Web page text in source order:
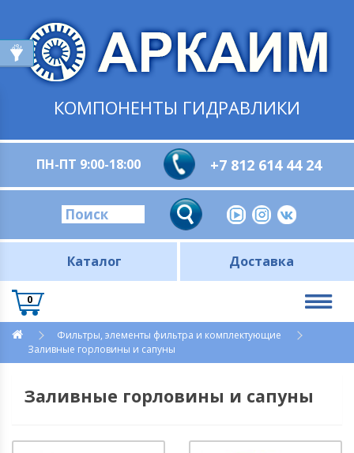
КОМПОНЕНТЫ ГИДРАВЛИКИ
ПН-ПТ 9:00-18:00 +7 812 614 44 24
Каталог Доставка
0
Фильтры, элементы фильтра и комплектующие
Заливные горловины и сапуны
Заливные горловины и сапуны